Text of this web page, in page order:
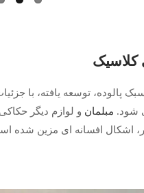
کلاسیک
پالوده، توسعه یافته، با
شود. مبلمان و لوازم دیگر
اشکال افسانه ای مزین شده